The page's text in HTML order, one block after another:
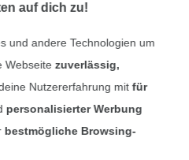
(aktuell
auf dich zu!
und andere Technologien um
Webseite zuverlässig,
Nutzererfahrung mitfür
personalisierter Werbung
bestmögliche Browsing-